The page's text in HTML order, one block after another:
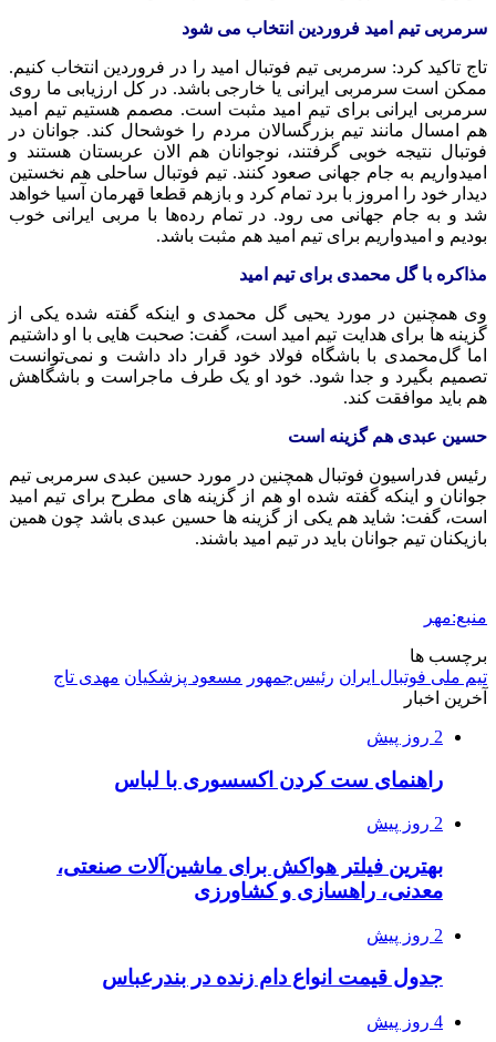
سرمربی تیم امید فروردین انتخاب می شود
تاج تاکید کرد: سرمربی تیم فوتبال امید را در فروردین انتخاب کنیم.
ممکن است سرمربی ایرانی یا خارجی باشد. در کل ارزیابی ما روی
سرمربی ایرانی برای تیم امید مثبت است. مصمم هستیم تیم امید
هم امسال مانند تیم بزرگسالان مردم را خوشحال کند. جوانان در
فوتبال نتیجه خوبی گرفتند، نوجوانان هم الان عربستان هستند و
امیدواریم به جام جهانی صعود کنند. تیم فوتبال ساحلی هم نخستین
دیدار خود را امروز با برد تمام کرد و بازهم قطعا قهرمان آسیا خواهد
شد و به جام جهانی می رود. در تمام رده‌ها با مربی ایرانی خوب
بودیم و امیدواریم برای تیم امید هم مثبت باشد.
مذاکره با گل محمدی برای تیم امید
وی همچنین در مورد یحیی گل محمدی و اینکه گفته شده یکی از
گزینه ها برای هدایت تیم امید است، گفت: صحبت هایی با او داشتیم
اما گل‌محمدی با باشگاه فولاد خود قرار داد داشت و نمی‌توانست
تصمیم بگیرد و جدا شود. خود او یک طرف ماجراست و باشگاهش
هم باید موافقت کند.
حسین عبدی هم گزینه است
رئیس فدراسیون فوتبال همچنین در مورد حسین عبدی سرمربی تیم
جوانان و اینکه گفته شده او هم از گزینه های مطرح برای تیم امید
است، گفت: شاید هم یکی از گزینه ها حسین عبدی باشد چون همین
بازیکنان تیم جوانان باید در تیم امید باشند.
منبع:مهر
برچسب ها
تیم ملی فوتبال ایران رئیس‌جمهور مسعود پزشکیان مهدی تاج
آخرین اخبار
2 روز پیش
راهنمای ست کردن اکسسوری با لباس
2 روز پیش
بهترین فیلتر هواکش برای ماشین‌آلات صنعتی،
معدنی، راهسازی و کشاورزی
2 روز پیش
جدول قیمت انواع دام زنده در بندرعباس
4 روز پیش